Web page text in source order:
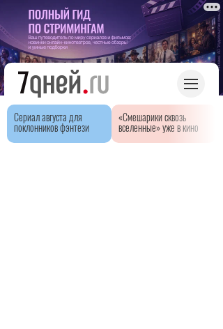
Сериал августа для
поклонников фэнтези
«Смешарики сквозь
вселенные» уже в кино